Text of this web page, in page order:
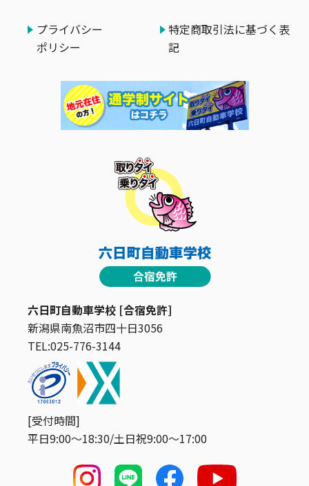
六日町自動車学校 [合宿免許]
新潟県南魚沼市四十日3056
TEL:025-776-3144
[受付時間]
平日9:00〜18:30/土日祝9:00〜17:00
プライバシー
ポリシー
特定商取引法に基づく表
記